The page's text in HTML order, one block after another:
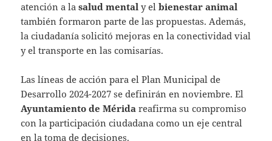
atención a la salud mental y elbienestar animal
también formaron parte de las propuestas. Además,
la ciudadanía solicitó mejoras en la conectividad vial
y el transporte en las comisarías.
Las líneas de acción para el Plan Municipal de
Desarrollo 2024-2027 se definirán en noviembre. El
Ayuntamiento de Mérida reafirma su compromiso
con la participación ciudadana como un eje central
en la toma de decisiones.